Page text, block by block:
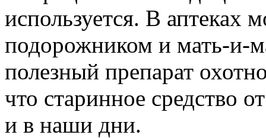
используется. В аптеках
подорожником и мать-и-
полезный препарат
что старинное средство
и в наши дни.